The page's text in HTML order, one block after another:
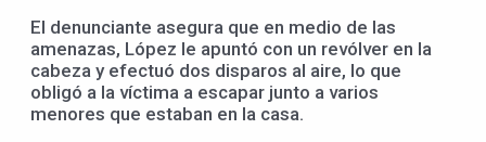
El denunciante asegura que en medio de las
amenazas, López le apuntó con un revólver en la
cabeza y efectuó dos disparos al aire, lo que
obligó a la víctima a escapar junto a varios
menores que estaban en la casa.